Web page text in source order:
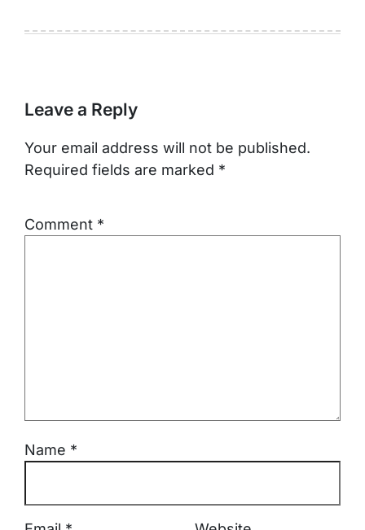
Leave a Reply
Your email address will not be published.
Required fields are marked *
Comment *
Name *